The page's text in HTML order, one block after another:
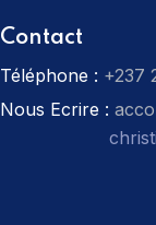
Contact
Téléphone : ‎+237
Nous Ecrire :